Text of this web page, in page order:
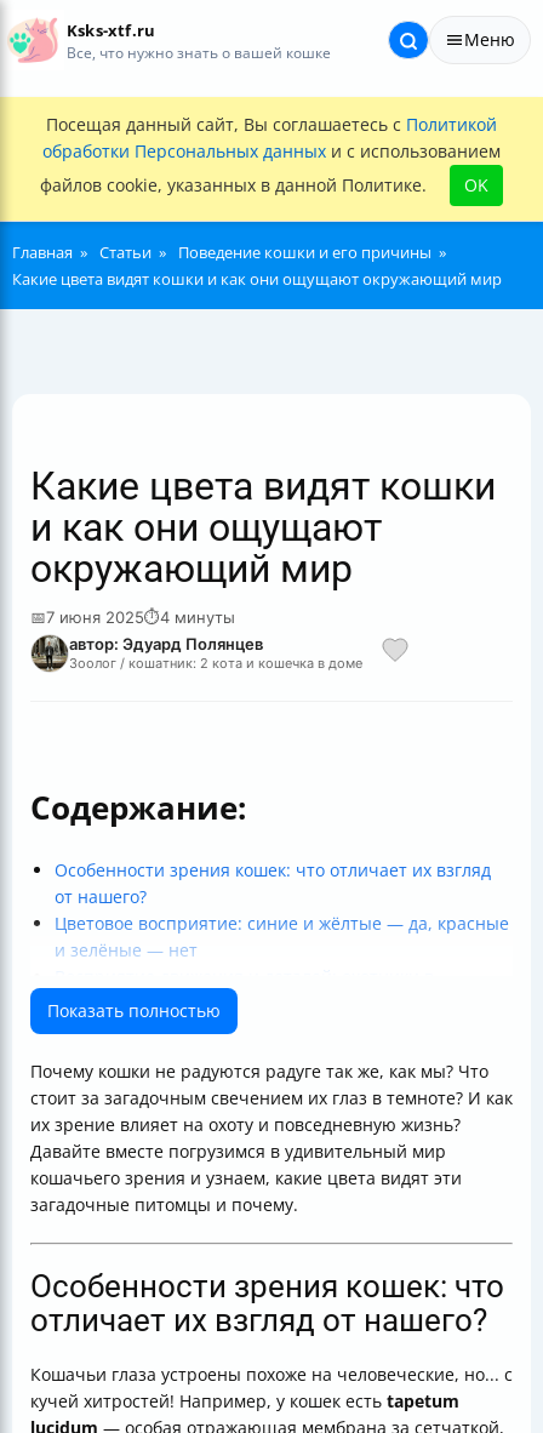
Ksks-xtf.ru
Все, что нужно знать о вашей кошке
Меню
Посещая данный сайт, Вы соглашаетесь с Политикой
обработки Персональных данных и с использованием
файлов cookie, указанных в данной Политике.
OK
Главная Статьи
Поведение кошки и его причины
Какие цвета видят кошки и как они ощущают окружающий мир
Какие цвета видят кошки
и как они ощущают
окружающий мир
📅7 июня 2025⏱4 минуты
автор: Эдуард Полянцев
Зоолог / кошатник: 2 кота и кошечка в доме
Содержание:
Особенности зрения кошек: что отличает их взгляд
от нашего?
Цветовое восприятие: синие и жёлтые — да, красные
и зелёные — нет
действии
Влияние зрения на поведение и уход
так?
Итог: мир глазами кошки — синие, жёлтые и много
серого
Показать полностью
Почему кошки не радуются радуге так же, как мы? Что
стоит за загадочным свечением их глаз в темноте? И как
их зрение влияет на охоту и повседневную жизнь?
Давайте вместе погрузимся в удивительный мир
кошачьего зрения и узнаем, какие цвета видят эти
загадочные питомцы и почему.
Особенности зрения кошек: что
отличает их взгляд от нашего?
Кошачьи глаза устроены похоже на человеческие, но... с
кучей хитростей! Например, у кошек есть tapetum
lucidum — особая отражающая мембрана за сетчаткой,